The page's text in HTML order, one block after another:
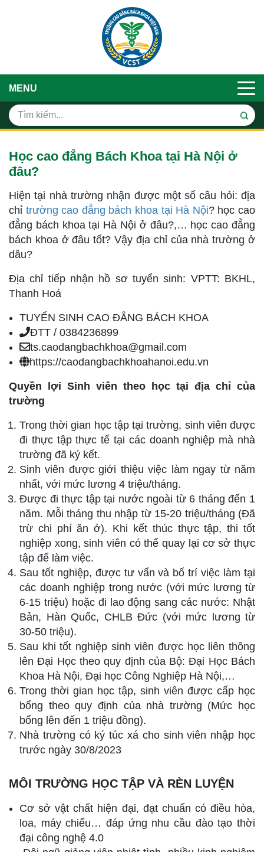
MENU
Học cao đẳng Bách Khoa tại Hà Nội ở
đâu?
Hiện tại nhà trường nhận được một số câu hỏi: địa
chỉ trường cao đẳng bách khoa tại Hà Nội? học cao
đẳng bách khoa tại Hà Nội ở đâu?,… học cao đẳng
bách khoa ở đâu tốt? Vậy địa chỉ của nhà trường ở
dâu?
Địa chỉ tiếp nhận hồ sơ tuyển sinh: VPTT: BKHL,
Thanh Hoá
TUYỂN SINH CAO ĐẲNG BÁCH KHOA
ĐTT / 0384236899
ts.caodangbachkhoa@gmail.com
https://caodangbachkhoahanoi.edu.vn
Quyền lợi Sinh viên theo học tại địa chỉ của
trường
Trong thời gian học tập tại trường, sinh viên được
đi thực tập thực tế tại các doanh nghiệp mà nhà
trường đã ký kết.
Sinh viên được giới thiệu việc làm ngay từ năm
nhất, với mức lương 4 triệu/tháng.
Được đi thực tập tại nước ngoài từ 6 tháng đến 1
năm. Mỗi tháng thu nhập từ 15-20 triệu/tháng (Đã
trừ chi phí ăn ở). Khi kết thúc thực tập, thi tốt
nghiệp xong, sinh viên có thể quay lại cơ sở thực
tập để làm việc.
Sau tốt nghiệp, được tư vấn và bố trí việc làm tại
các doanh nghiệp trong nước (với mức lương từ
6-15 triệu) hoặc đi lao động sang các nước: Nhật
Bản, Hàn Quốc, CHLB Đức (với mức lương từ
30-50 triệu).
Sau khi tốt nghiệp sinh viên được học liên thông
lên Đại Học theo quy định của Bộ: Đại Học Bách
Khoa Hà Nội, Đại học Công Nghiệp Hà Nội,…
Trong thời gian học tập, sinh viên được cấp học
bổng theo quy định của nhà trường (Mức học
bổng lên đến 1 triệu đồng).
Nhà trường có ký túc xá cho sinh viên nhập học
trước ngày 30/8/2023
MÔI TRƯỜNG HỌC TẬP VÀ RÈN LUYỆN
Cơ sở vật chất hiện đại, đạt chuẩn có điều hòa,
loa, máy chiếu… đáp ứng nhu cầu đào tạo thời
đại công nghệ 4.0